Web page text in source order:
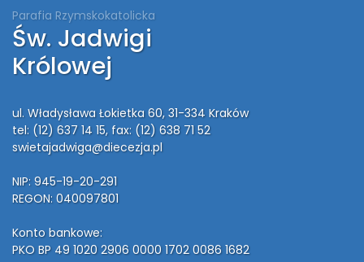
Parafia Rzymskokatolicka
Św. Jadwigi
Królowej
ul. Władysława Łokietka 60, 31-334 Kraków
tel: (12) 637 14 15, fax: (12) 638 71 52
swietajadwiga@diecezja.pl
NIP: 945-19-20-291
REGON: 040097801
Konto bankowe:
PKO BP 49 1020 2906 0000 1702 0086 1682